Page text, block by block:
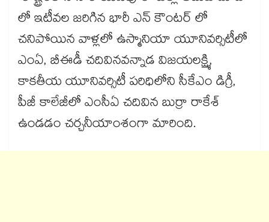
లో ఇటీవల జరిగిన భారీ ఎన్ కౌంటర్ లో
చనిపోయిన వాళ్లలో ఉస్మానియా యూనివర్సిటీలో
ఎంఏ, బీఈడీ చదివినవన్నాడ విజయలక్ష్మి,
కాకతీయ యూనివర్సిటీ పరిధిలోని సీకేఎం డిగ్రీ,
పీజీ కాలేజీలో ఎంసీఏ చదివిన బుర్రా రాకేశ్​
ఉండడం చర్చనీయాంశంగా మారింది.